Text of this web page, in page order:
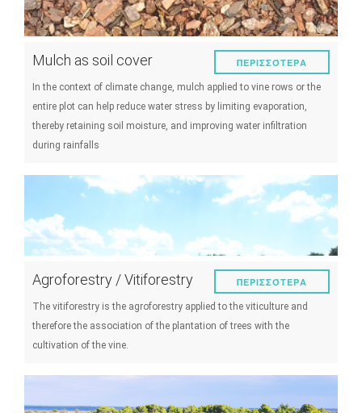
Mulch as soil cover
In the context of climate change, mulch applied to vine rows or the
entire plot can help reduce water stress by limiting evaporation,
thereby retaining soil moisture, and improving water infiltration
during rainfalls
ΠΕΡΙΣΣΌΤΕΡΑ
Agroforestry / Vitiforestry
The vitiforestry is the agroforestry applied to the viticulture and
therefore the association of the plantation of trees with the
cultivation of the vine.
ΠΕΡΙΣΣΌΤΕΡΑ